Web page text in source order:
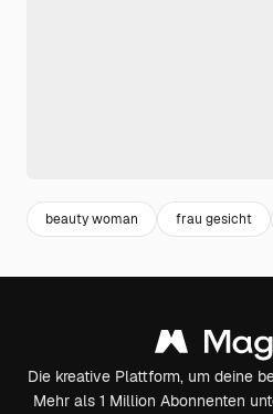
beauty woman frau gesicht
Die kreative Plattform, um deine
Mehr als 1 Million Abonnenten